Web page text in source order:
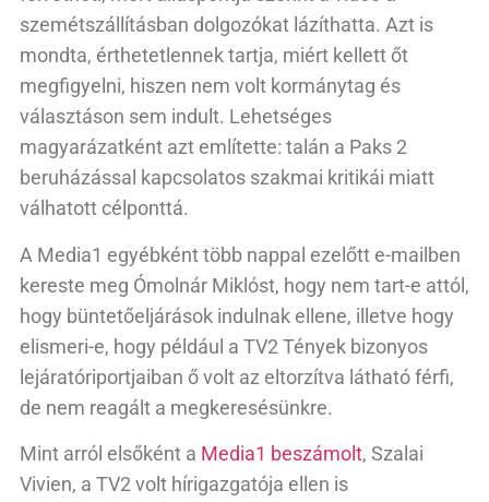
szemétszállításban dolgozókat lázíthatta. Azt is
mondta, érthetetlennek tartja, miért kellett őt
megfigyelni, hiszen nem volt kormánytag és
választáson sem indult. Lehetséges
magyarázatként azt említette: talán a Paks 2
beruházással kapcsolatos szakmai kritikái miatt
válhatott célponttá.
A Media1 egyébként több nappal ezelőtt e-mailben
kereste meg Ómolnár Miklóst, hogy nem tart-e attól,
hogy büntetőeljárások indulnak ellene, illetve hogy
elismeri-e, hogy például a TV2 Tények bizonyos
lejáratóriportjaiban ő volt az eltorzítva látható férfi,
de nem reagált a megkeresésünkre.
Mint arról elsőként a Media1 beszámolt, Szalai
Vivien, a TV2 volt hírigazgatója ellen is